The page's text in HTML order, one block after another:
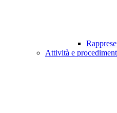
Attività e